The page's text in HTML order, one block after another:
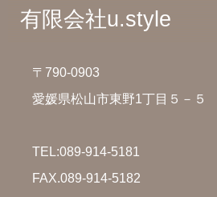
有限会社u.style
〒790-0903
愛媛県松山市東野1丁目５－５
TEL:089-914-5181
FAX.089-914-5182